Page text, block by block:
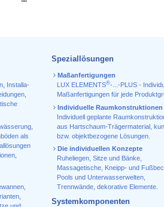
Installa­
als
Speziallösungen
Maßanfertigungen
LUX ELEMENTS®-...-PLUS -
Maßanfertigungen für jede
Individuelle Raumkonstruktionen
Individuell geplante
aus Hartschaum-Trägermaterial,
bzw. objektbezogene Lösungen.
Die individuellen Konzepte
Ruheliegen, Sitze und Bänke,
Massagetische, Kneipp- und
Pools und Unterwasserwelten,
Trennwände, dekorative Elemente.
Systemkomponenten